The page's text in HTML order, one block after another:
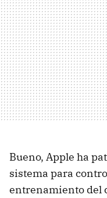
Bueno, Apple ha
sistema para
entrenamiento del